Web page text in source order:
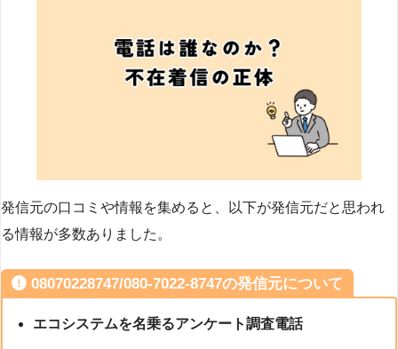
発信元の口コミや情報を集めると、以下が発信元だと思われ
る情報が多数ありました。
08070228747/080-7022-8747の発信元について
エコシステムを名乗るアンケート調査電話